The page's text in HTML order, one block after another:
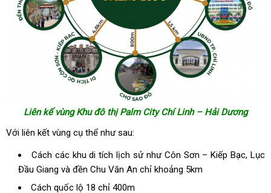
Liên kế vùng Khu đô thị Palm City Chí Linh – Hải Dương
Với liên kết vùng cụ thể như sau:
Cách các khu di tích lịch sử như Côn Sơn – Kiếp Bạc, Lục
Đầu Giang và đền Chu Văn An chỉ khoảng 5km
Cách quốc lộ 18 chỉ 400m